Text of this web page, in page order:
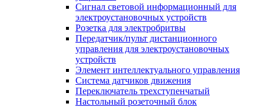
Сигнал световой информационный для
электроустановочных устройств
Розетка для электробритвы
Передатчик/пульт дистанционного
управления для электроустановочных
устройств
Элемент интеллектуального управления
Система датчиков движения
Переключатель трехступенчатый
Настольный розеточный блок